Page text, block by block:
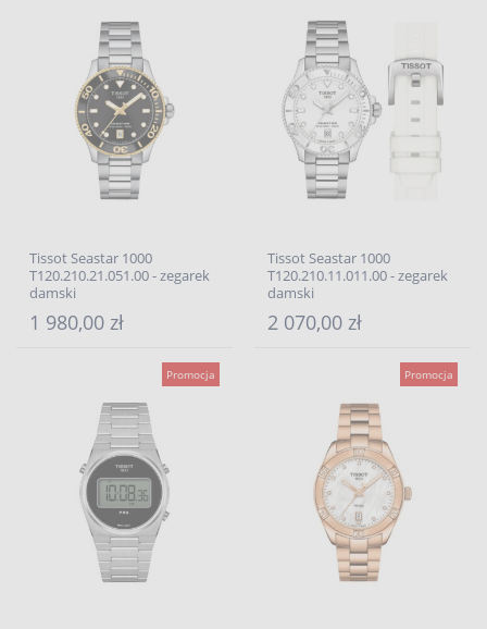
Tissot Seastar 1000
T120.210.21.051.00 - zegarek
damski
1 980,00 zł
Tissot Seastar 1000
T120.210.11.011.00 - zegarek
damski
2 070,00 zł
Promocja Promocja